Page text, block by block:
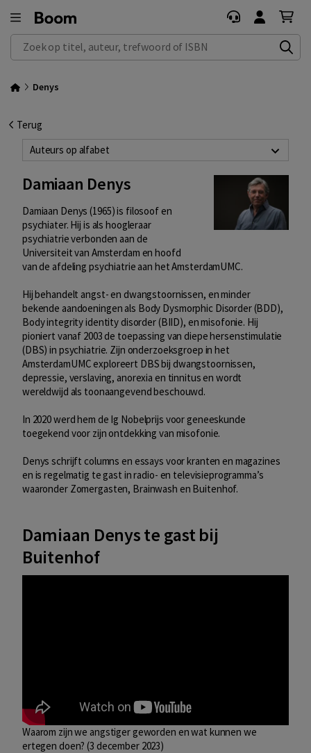
Zoek op titel, auteur, trefwoord of ISBN
Denys
Terug
Auteurs op alfabet
Damiaan Denys
Damiaan Denys (1965) is filosoof en
psychiater. Hij is als hoogleraar
psychiatrie verbonden aan de
Universiteit van Amsterdam en hoofd
van de afdeling psychiatrie aan het AmsterdamUMC.
Hij behandelt angst- en dwangstoornissen, en minder
bekende aandoeningen als Body Dysmorphic Disorder (BDD),
Body integrity identity disorder (BIID), en misofonie. Hij
pioniert vanaf 2003 de toepassing van diepe hersenstimulatie
(DBS) in psychiatrie. Zijn onderzoeksgroep in het
AmsterdamUMC exploreert DBS bij dwangstoornissen,
depressie, verslaving, anorexia en tinnitus en wordt
wereldwijd als toonaangevend beschouwd.
In 2020 werd hem de Ig Nobelprijs voor geneeskunde
toegekend voor zijn ontdekking van misofonie.
Denys schrijft columns en essays voor kranten en magazines
en is regelmatig te gast in radio- en televisieprogramma’s
waaronder Zomergasten, Brainwash en Buitenhof.
Damiaan Denys te gast bij
Buitenhof
Waarom zijn we angstiger geworden en wat kunnen we
ertegen doen? (3 december 2023)